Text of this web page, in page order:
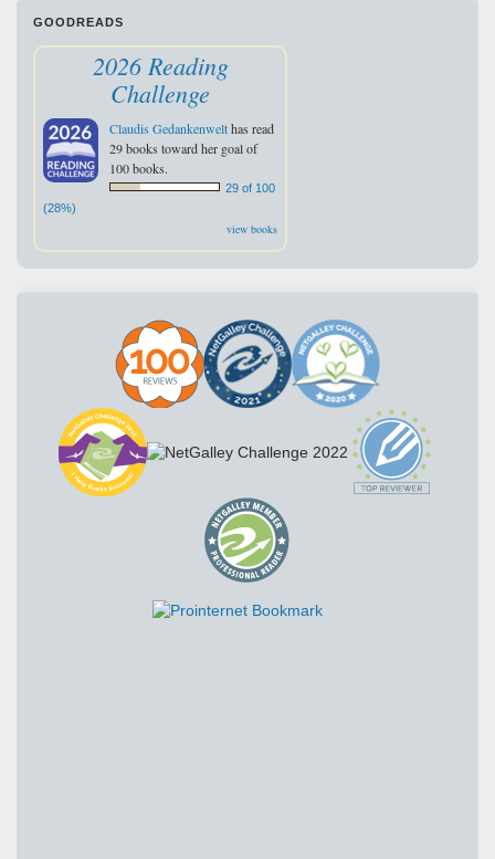
GOODREADS
2026 Reading
Challenge
Claudis Gedankenwelthas read
29 books toward her goal of
100 books.
29 of 100
(28%)
view books